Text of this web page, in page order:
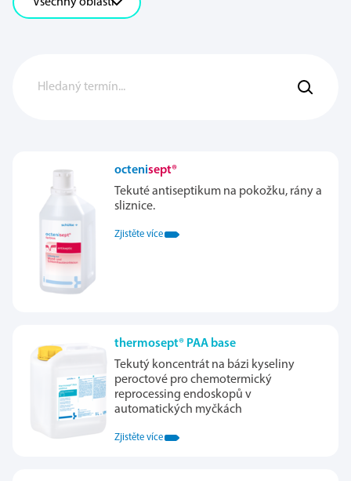
octenisept®
Tekuté antiseptikum na pokožku, rány a
sliznice.
Zjistěte více
thermosept® PAA base
Tekutý koncentrát na bázi kyseliny
peroctové pro chemotermický
reprocessing endoskopů v
automatických myčkách
Zjistěte více